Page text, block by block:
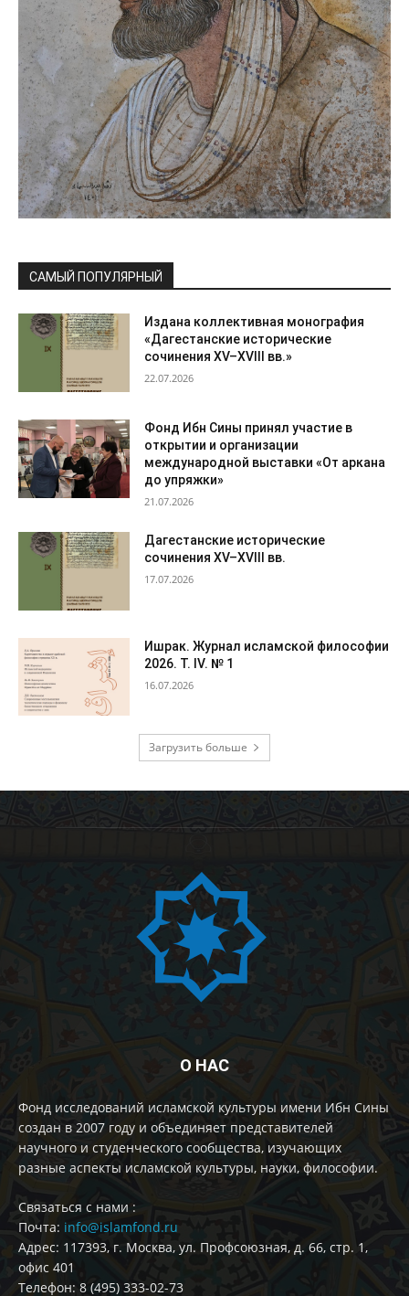
САМЫЙ ПОПУЛЯРНЫЙ
Издана коллективная монография
«Дагестанские исторические
сочинения XV–XVIII вв.»
22.07.2026
Фонд Ибн Сины принял участие в
открытии и организации
международной выставки «От аркана
до упряжки»
21.07.2026
Дагестанские исторические
сочинения XV–XVIII вв.
17.07.2026
Ишрак. Журнал исламской философии
2026. Т. IV. № 1
16.07.2026
Загрузить больше
О НАС
Фонд исследований исламской культуры имени Ибн Сины
создан в 2007 году и объединяет представителей
научного и студенческого сообщества, изучающих
разные аспекты исламской культуры, науки, философии.
Cвязаться с нами :
Почта: info@islamfond.ru
Адрес: 117393, г. Москва, ул. Профсоюзная, д. 66, стр. 1,
офис 401
Телефон: 8 (495) 333-02-73